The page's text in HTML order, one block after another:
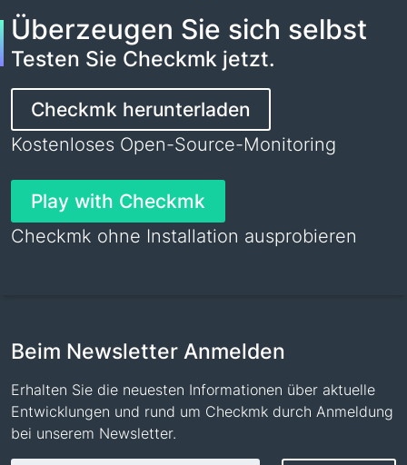
Überzeugen Sie sich selbst
Testen Sie Checkmk jetzt.
Checkmk herunterladen
Kostenloses Open-Source-Monitoring
Play with Checkmk
Checkmk ohne Installation ausprobieren
Beim Newsletter Anmelden
Erhalten Sie die neuesten Informationen über aktuelle
Entwicklungen und rund um Checkmk durch Anmeldung
bei unserem Newsletter.